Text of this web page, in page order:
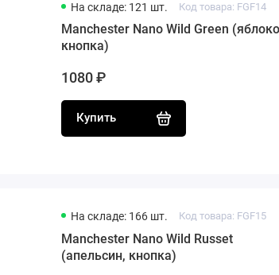
На складе: 121 шт. Код товара: FGF14
Manchester Nano Wild Green
кнопка)
1080 ₽
Купить
На складе: 166 шт. Код товара: FGF15
Manchester Nano Wild Russet
(апельсин, кнопка)